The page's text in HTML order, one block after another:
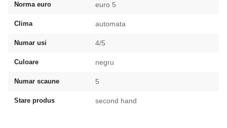
Norma euro euro 5
Clima automata
Numar usi 4/5
Culoare negru
Numar scaune 5
Stare produs second hand